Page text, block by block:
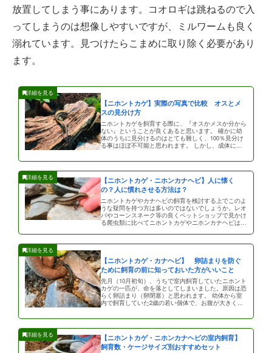
放置してしまう事にあります。コオロギは跳ねるので入
ってしまうのは想像しやすいですが、ミルワームも良く
溺れています。見つけたらこまめに取り除く必要があり
ます。
【ニホントカゲ】実際の写真で比較 オスとメ
スの見分け方
ニホントカゲを飼育する際に、『オスかメスか分から
ない』ということが良くあると思います。 確かに幼
体のうちに見分けるのはとても難しく、100％見分け
る事はほぼ不可能と思われます。 しかし、成体に近
【ニホントカゲ・ニホンカナヘビ】人に懐く
の？人に慣れさせる方法は？
ニホントカゲやカナヘビの飼育を検討する上でこのよ
うな疑問を持つ方は多いのではないでしょうか。レオ
パやコーンスネーク等の良くペットショップで見かけ
る爬虫類に比べてニホントカゲやニホンカナヘビはペ
【ニホントカゲ・カナヘビ】 卵詰まりを防ぐ
ために飼育の前に知っておいた方がいいこと
先月（10月初旬）、うちで室内飼育していたニホント
カゲの一匹が、命を落としてしまいました。原因は恐
らく卵詰まり（卵閉塞）と思われます。 幼体から室
内で飼育していた2歳の若い個体で、お腹が大きくな
【ニホントカゲ・ニホンカナヘビの室内飼育】
飼育数・ケージサイズ別おすすめセット